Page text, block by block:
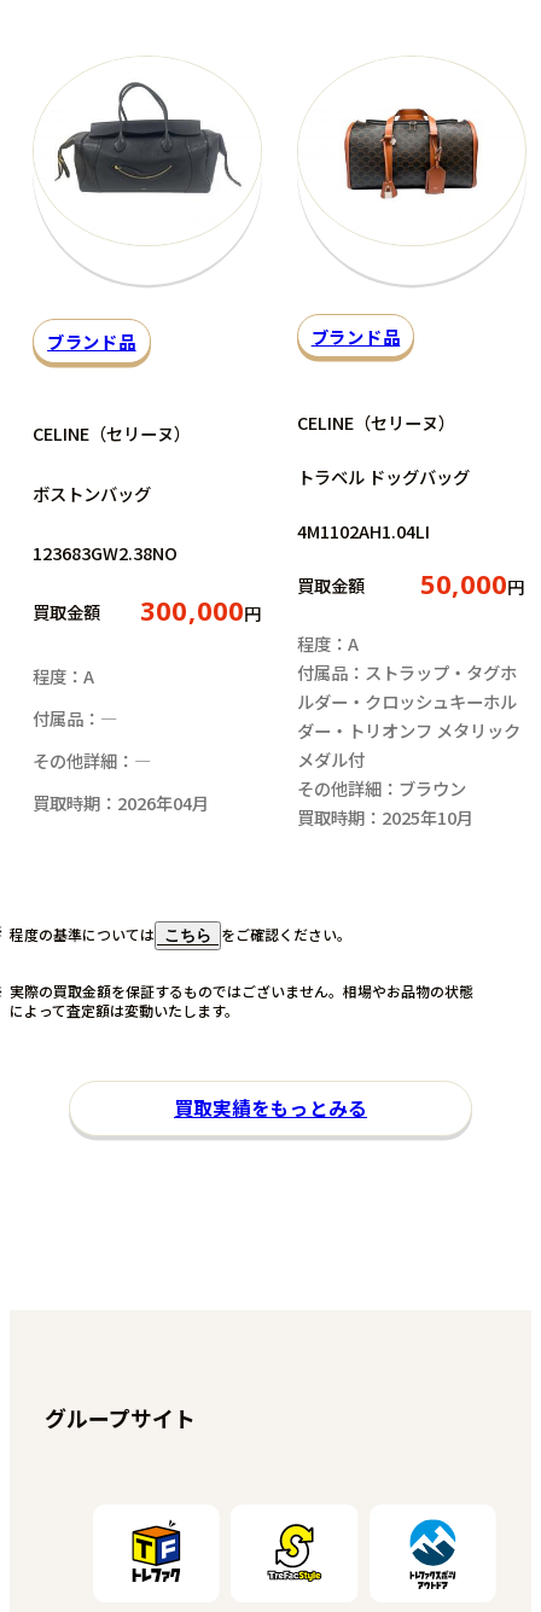
ブランド品
CELINE（セリーヌ）
ボストンバッグ
123683GW2.38NO
買取金額 300,000円
程度：A
付属品：―
その他詳細：―
買取時期：2026年04月
ブランド品
CELINE（セリーヌ）
トラベル ドッグバッグ
4M1102AH1.04LI
買取金額 50,000円
程度：A
付属品：ストラップ・タグホ
ルダー・クロッシュキーホル
ダー・トリオンフ メタリック
メダル付
その他詳細：ブラウン
買取時期：2025年10月
程度の基準については こちら をご確認ください。
実際の買取金額を保証するものではございません。相場やお品物の状態
によって査定額は変動いたします。
買取実績をもっとみる
グループサイト